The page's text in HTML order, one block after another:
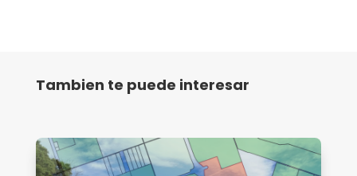
Tambien te puede interesar